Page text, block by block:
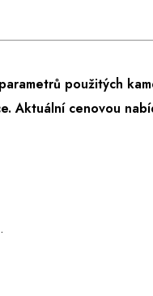
použitých
Aktuální cenovou